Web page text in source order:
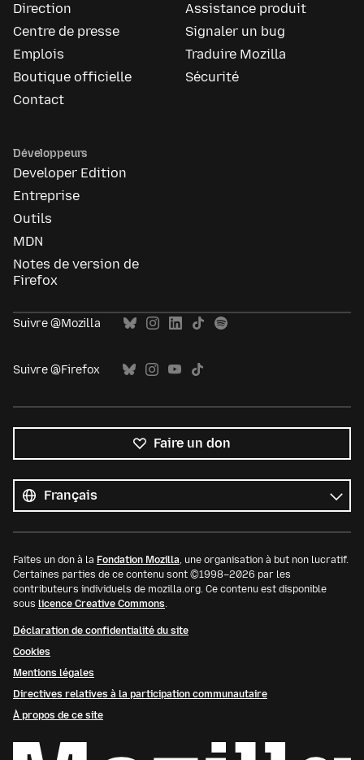
Direction
Centre de presse
Emplois
Boutique officielle
Contact
Assistance produit
Signaler un bug
Traduire Mozilla
Sécurité
Développeurs
Developer Edition
Entreprise
Outils
MDN
Notes de version de
Firefox
Suivre @Mozilla
Suivre @Firefox
Faire un don
les
langues
Langue
Faites un don à la Fondation Mozilla, une organisation à but non lucratif.
Certaines parties de ce contenu sont ©1998–2026 par les
contributeurs individuels de mozilla.org. Ce contenu est disponible
sous licence Creative Commons.
Déclaration de confidentialité du site
Cookies
Mentions légales
Directives relatives à la participation communautaire
À propos de ce site